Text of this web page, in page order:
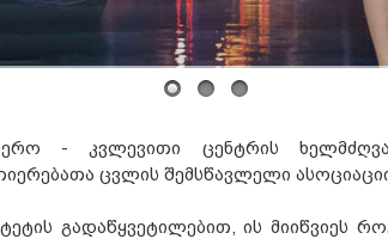
- კვლევითი ცენტრის
ცვლის შემსწავლელი
გადაწყვეტილებით, ის მიიწვიეს